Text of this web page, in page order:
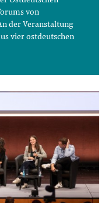
von
der Veranstaltung
vier ostdeutschen